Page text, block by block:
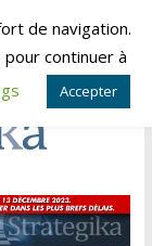
de navigation.
continuer à
Accepter